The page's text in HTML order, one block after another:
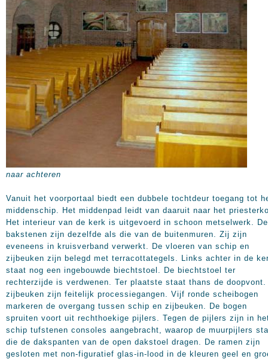
naar achteren
Vanuit het voorportaal biedt een dubbele tochtdeur toegang tot
middenschip. Het middenpad leidt van daaruit naar het
Het interieur van de kerk is uitgevoerd in schoon metselwerk. De
bakstenen zijn dezelfde als die van de buitenmuren. Zij zijn
eveneens in kruisverband verwerkt. De vloeren van schip en
zijbeuken zijn belegd met terracottategels. Links achter in de
staat nog een ingebouwde biechtstoel. De biechtstoel ter
rechterzijde is verdwenen. Ter plaatste staat thans de doopvont.
zijbeuken zijn feitelijk processiegangen. Vijf ronde scheibogen
markeren de overgang tussen schip en zijbeuken. De bogen
spruiten voort uit rechthoekige pijlers. Tegen de pijlers zijn in
schip tufstenen consoles aangebracht, waarop de muurpijlers
die de dakspanten van de open dakstoel dragen. De ramen zijn
gesloten met non-figuratief glas-in-lood in de kleuren geel en